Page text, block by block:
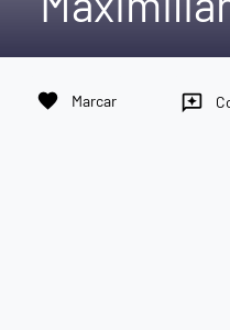
favorite Marcar reviews